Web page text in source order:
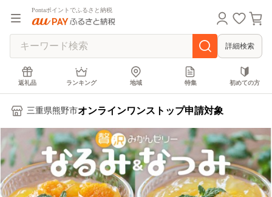
Pontaポイントでふるさと納税
詳細検索
返礼品 ランキング 地域 特集 初めての方
三重県熊野市オンラインワンストップ申請対象